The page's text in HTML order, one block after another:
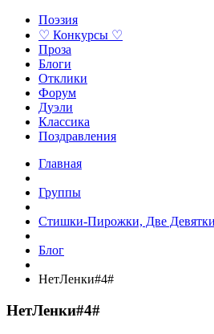
Поэзия
♡ Конкурсы ♡
Проза
Блоги
Отклики
Форум
Дуэли
Классика
Поздравления
Главная
Группы
Стишки-Пирожки, Две
Блог
НетЛенки#4#
НетЛенки#4#